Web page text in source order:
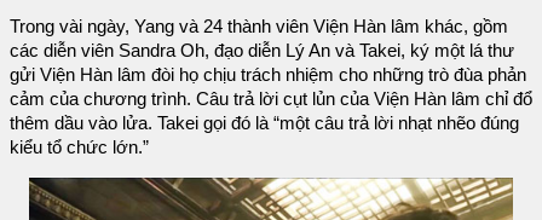
Trong vài ngày, Yang và 24 thành viên Viện Hàn lâm khác, gồm
các diễn viên Sandra Oh, đạo diễn Lý An và Takei, ký một lá thư
gửi Viện Hàn lâm đòi họ chịu trách nhiệm cho những trò đùa phản
cảm của chương trình. Câu trả lời cụt lủn của Viện Hàn lâm chỉ đổ
thêm dầu vào lửa. Takei gọi đó là “một câu trả lời nhạt nhẽo đúng
kiểu tổ chức lớn.”